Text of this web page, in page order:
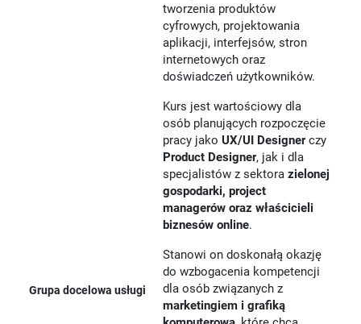
Grupa docelowa usługi
tworzenia produktów
cyfrowych, projektowania
aplikacji, interfejsów, stron
internetowych oraz
doświadczeń użytkowników.
Kurs jest wartościowy dla
osób planujących rozpoczęcie
pracy jakoUX/UI Designer czy
Product Designer, jak i dla
specjalistów z sektorazielonej
gospodarki, project
managerów oraz właścicieli
biznesów online.
Stanowi on doskonałą okazję
do wzbogacenia kompetencji
dla osób związanych z
marketingiem i grafiką